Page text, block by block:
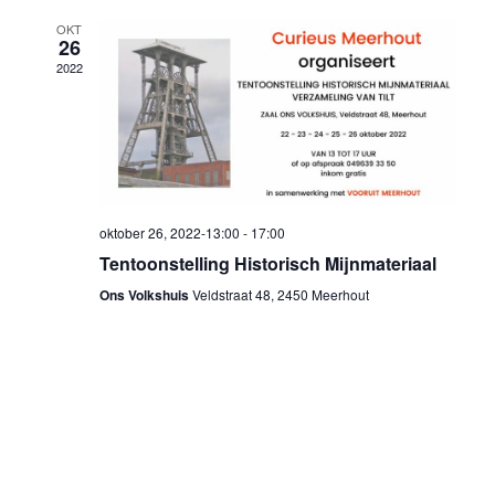
OKT
26
2022
oktober 26, 2022-13:00 - 17:00
Tentoonstelling Historisch Mijnmateriaal
Ons VolkshuisVeldstraat 48, 2450 Meerhout